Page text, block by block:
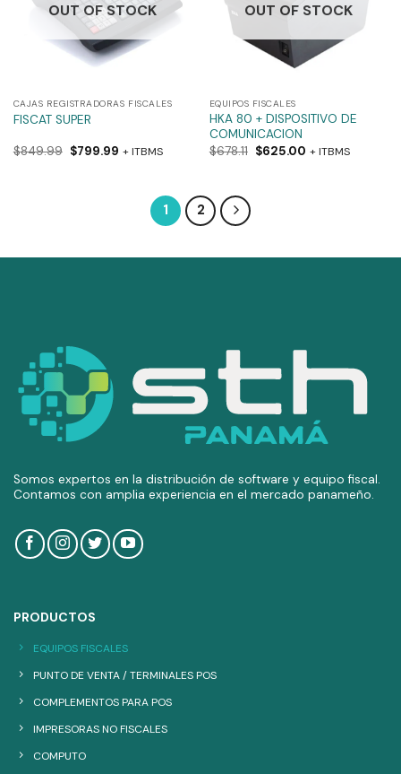
OUT OF STOCK
CAJAS REGISTRADORAS FISCALES
FISCAT SUPER
$849.99 $799.99 + ITBMS
OUT OF STOCK
EQUIPOS FISCALES
HKA 80 + DISPOSITIVO DE
COMUNICACION
$678.11 $625.00 + ITBMS
1 2
Somos expertos en la distribución de software y equipo fiscal.
Contamos con amplia experiencia en el mercado panameño.
PRODUCTOS
EQUIPOS FISCALES
PUNTO DE VENTA / TERMINALES POS
COMPLEMENTOS PARA POS
IMPRESORAS NO FISCALES
COMPUTO